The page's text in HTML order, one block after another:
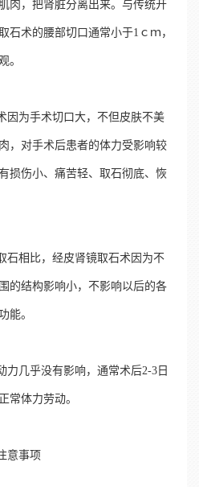
肉，把肾脏分离出来。与传统开
石术的腰部切口通常小于1ｃｍ，
。
因为手术切口大，不但皮肤不美
，对手术后患者的体力受影响较
损伤小、痛苦轻、取石彻底、恢
石相比，经皮肾镜取石术因为不
的结构影响小，不影响以后的各
能。
力几乎没有影响，通常术后2-3日
常体力劳动。
意事项